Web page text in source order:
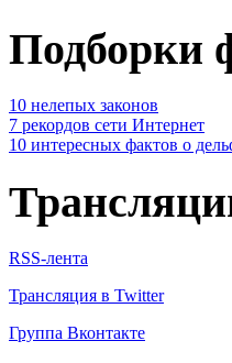
Подборки
10 нелепых законов
7 рекордов сети Интернет
10 интересных фактов о
RSS-лента
Трансляция в Twitter
Группа Вконтакте